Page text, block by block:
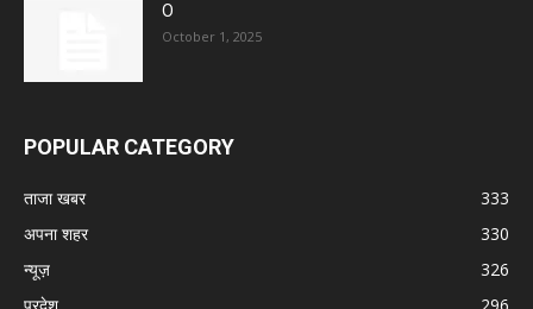
O
October 1, 2025
POPULAR CATEGORY
ताजा खबर
333
अपना शहर
330
न्यूज़
326